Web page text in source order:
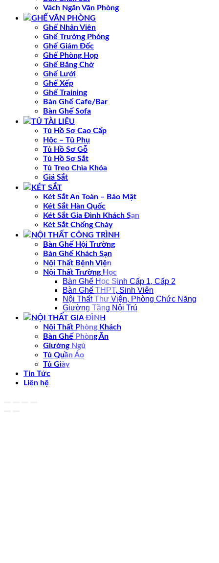
Vách Ngăn Văn Phòng
GHẾ VĂN PHÒNG
Ghế Nhân Viên
Ghế Trưởng Phòng
Ghế Giám Đốc
Ghế Phòng Họp
Ghế Băng Chờ
Ghế Lưới
Ghế Xếp
Ghế Training
Bàn Ghế Cafe/Bar
Bàn Ghế Sofa
TỦ TÀI LIỆU
Tủ Hồ Sơ Cao Cấp
Hộc – Tủ Phụ
Tủ Hồ Sơ Gỗ
Tủ Hồ Sơ Sắt
Tủ Treo Chìa Khóa
Giá Sắt
KÉT SẮT
Két Sắt An Toàn – Bảo Mật
Két Sắt Hàn Quốc
Két Sắt Gia Đình Khách Sạn
Két Sắt Chống Cháy
NỘI THẤT CÔNG TRÌNH
Bàn Ghế Hội Trường
Bàn Ghế Khách Sạn
Nội Thất Bệnh Viện
Nội Thất Trường Học
Bàn Ghế Học Sinh Cấp 1, Cấp 2
Bàn Ghế THPT, Sinh Viên
Nội Thất Thư Viện, Phòng Chức Năng
Giường Tầng Nội Trú
NỘI THẤT GIA ĐÌNH
Nội Thất Phòng Khách
Bàn Ghế Phòng Ăn
Giường Ngủ
Tủ Quần Áo
Tủ Giày
Tin Tức
Liên hệ